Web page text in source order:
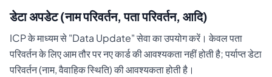
डेटा अपडेट (नाम परिवर्तन, पता परिवर्तन, आदि)
ICP के माध्यम से "Data Update" सेवा का उपयोग करें। केवल पता
परिवर्तन के लिए आम तौर पर नए कार्ड की आवश्यकता नहीं होती है; पर्याप्त डेटा
परिवर्तन (नाम, वैवाहिक स्थिति) की आवश्यकता होती है।